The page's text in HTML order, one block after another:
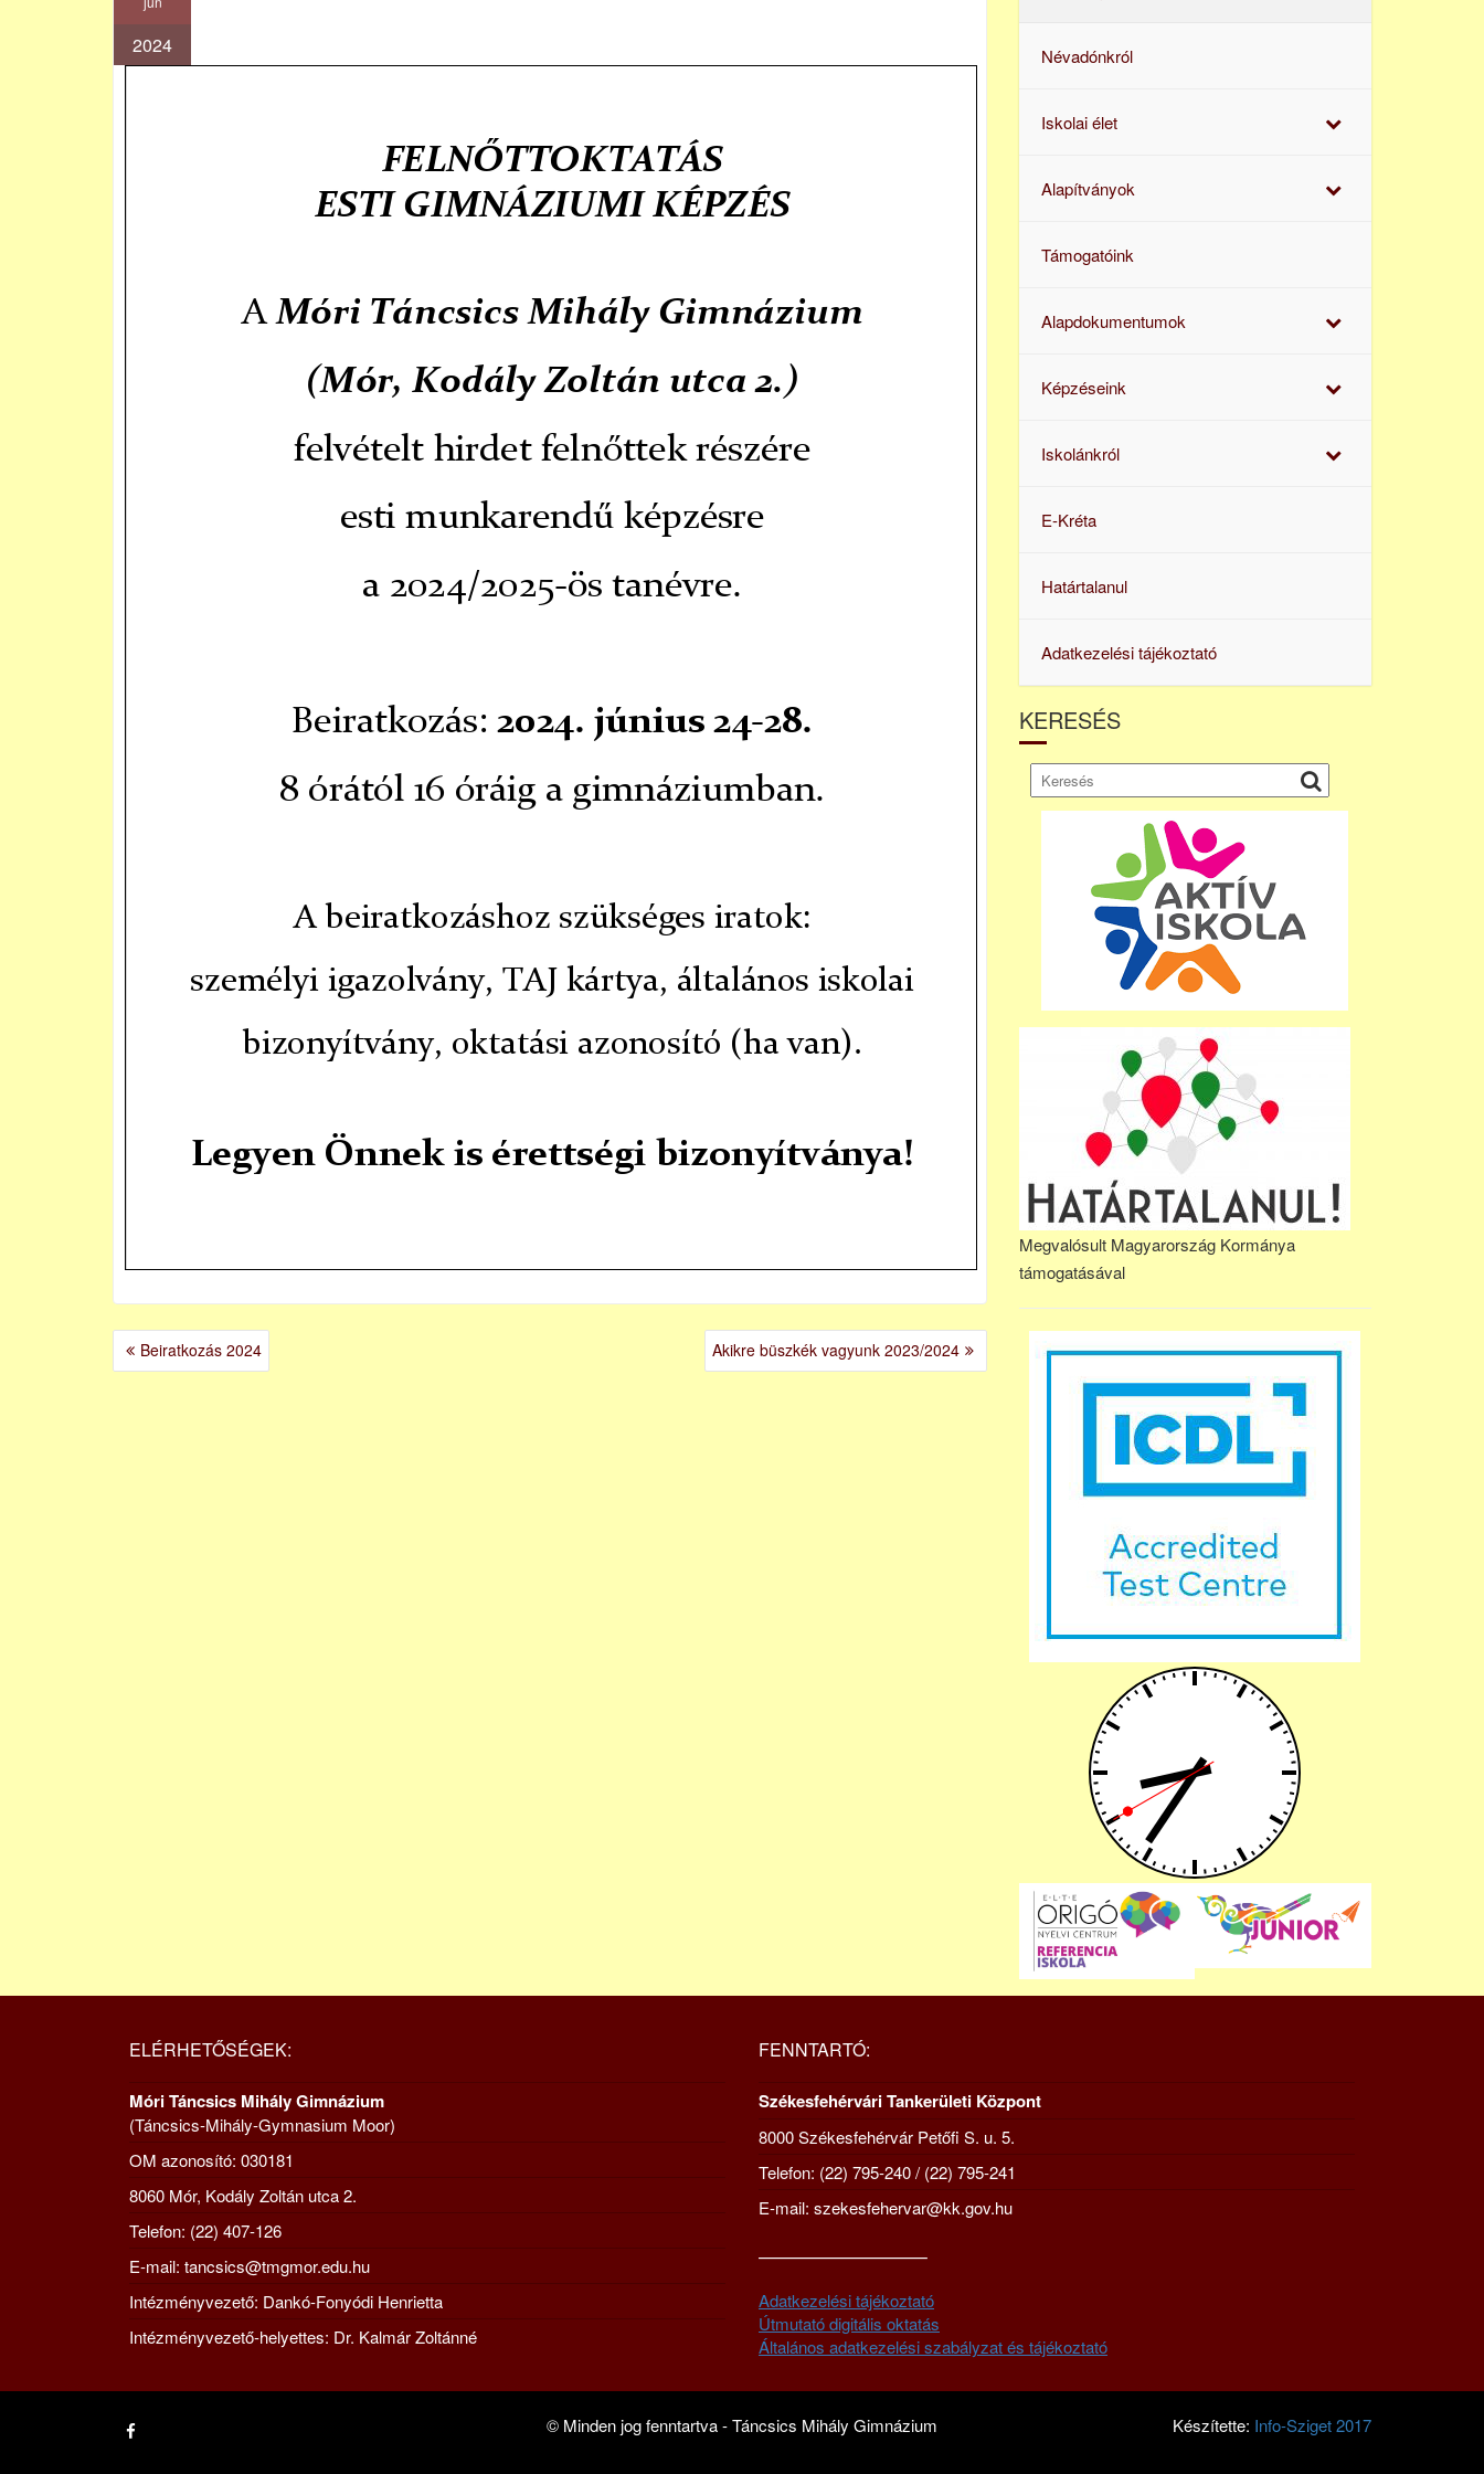
2024
BEJEGYZÉS
NAVIGÁCIÓ
Beiratkozás 2024 Akikre büszkék vagyunk 2023/2024
Névadónkról
Iskolai élet
Alapítványok
Támogatóink
Alapdokumentumok
Képzéseink
Iskolánkról
E-Kréta
Határtalanul
Adatkezelési tájékoztató
KERESÉS
Megvalósult Magyarország Kormánya
támogatásával
ELÉRHETŐSÉGEK:
Móri Táncsics Mihály Gimnázium
(Táncsics-Mihály-Gymnasium Moor)
OM azonosító: 030181
8060 Mór, Kodály Zoltán utca 2.
Telefon: (22) 407-126
E-mail: tancsics@tmgmor.edu.hu
Intézményvezető: Dankó-Fonyódi Henrietta
Intézményvezető-helyettes: Dr. Kalmár Zoltánné
FENNTARTÓ:
Székesfehérvári Tankerületi Központ
8000 Székesfehérvár Petőfi S. u. 5.
Telefon: (22) 795-240 / (22) 795-241
E-mail: szekesfehervar@kk.gov.hu
—————————–
Adatkezelési tájékoztató
Útmutató digitális oktatás
Általános adatkezelési szabályzat és tájékoztató
© Minden jog fenntartva - Táncsics Mihály Gimnázium Készítette: Info-Sziget 2017